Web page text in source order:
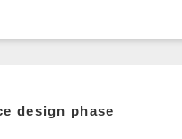
design phase